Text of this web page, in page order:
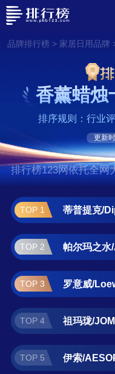
品牌排行榜> 家居日用品牌
香薰蜡烛
排序规则：行业
更新
排行榜123网依托全网
口碑评价等多项指数
牌排行榜,前十名分别
尔玛之水/Acqua di
玛珑/JOMALONE、伊
室/Le Labo、百瑞德/
candle、Cire Trudon
找香薰蜡烛什么牌子
品牌榜单可供您作为
最真实的用户数据推
TOP 1 蒂普提克/
TOP 2 帕尔玛之
TOP 3 罗意威/
TOP 4 祖玛珑/
TOP 5 伊索/